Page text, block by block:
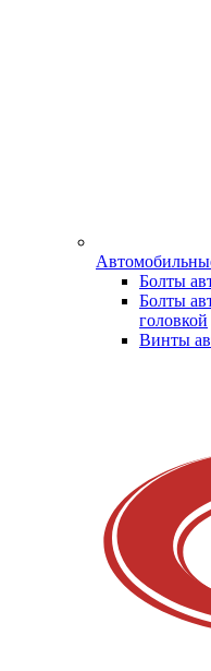
Болты
Болты
головкой
Винты